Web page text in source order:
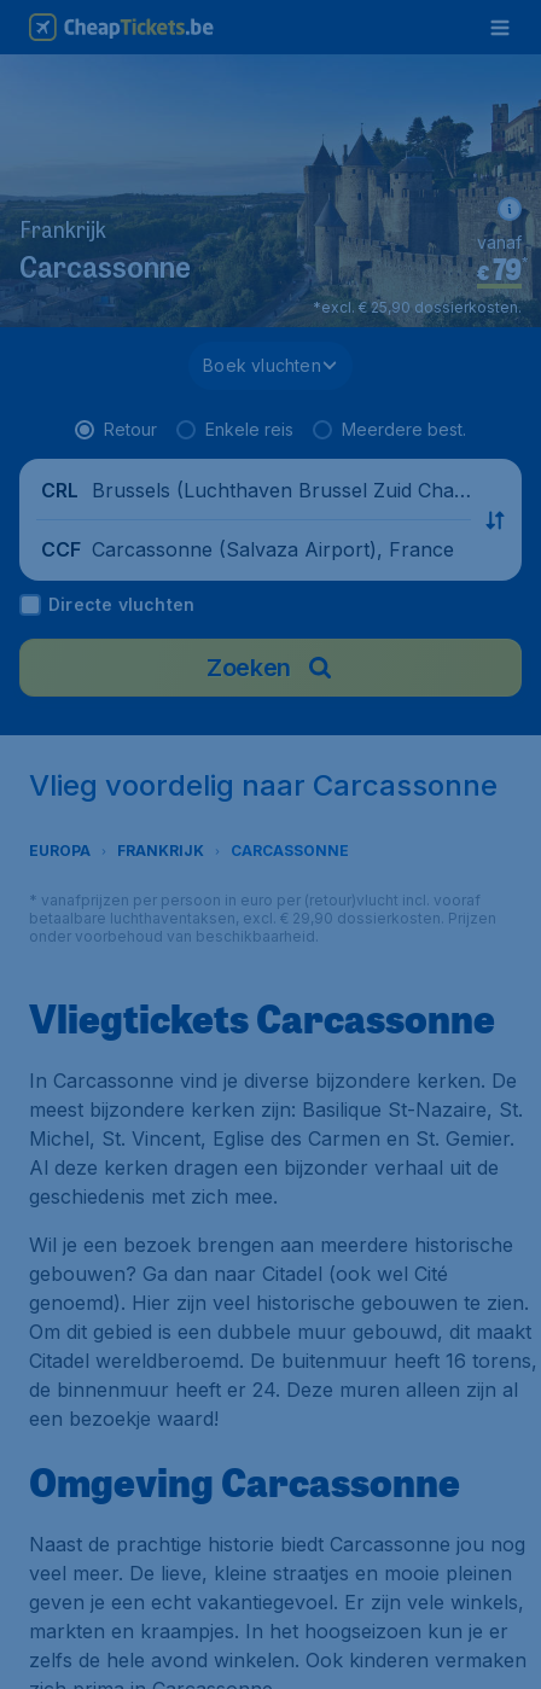
Frankrijk
Carcassonne €79*
vanaf
*excl. € 25,90 dossierkosten.
Boek vluchten
Retour Enkele reis Meerdere best.
CRL
Brussels (Luchthaven Brussel Zuid Charl
CCF Carcassonne (Salvaza Airport), France
Directe vluchten
Zoeken
Vlieg voordelig naar Carcassonne
EUROPA FRANKRIJK CARCASSONNE
* vanafprijzen per persoon in euro per (retour)vlucht incl. vooraf
betaalbare luchthaventaksen, excl. € 29,90 dossierkosten. Prijzen
onder voorbehoud van beschikbaarheid.
Vliegtickets Carcassonne
In Carcassonne vind je diverse bijzondere kerken. De
meest bijzondere kerken zijn: Basilique St-Nazaire, St.
Michel, St. Vincent, Eglise des Carmen en St. Gemier.
Al deze kerken dragen een bijzonder verhaal uit de
geschiedenis met zich mee.
Wil je een bezoek brengen aan meerdere historische
gebouwen? Ga dan naar Citadel (ook wel Cité
genoemd). Hier zijn veel historische gebouwen te zien.
Om dit gebied is een dubbele muur gebouwd, dit maakt
Citadel wereldberoemd. De buitenmuur heeft 16 torens,
de binnenmuur heeft er 24. Deze muren alleen zijn al
een bezoekje waard!
Omgeving Carcassonne
Naast de prachtige historie biedt Carcassonne jou nog
veel meer. De lieve, kleine straatjes en mooie pleinen
geven je een echt vakantiegevoel. Er zijn vele winkels,
markten en kraampjes. In het hoogseizoen kun je er
zelfs de hele avond winkelen. Ook kinderen vermaken